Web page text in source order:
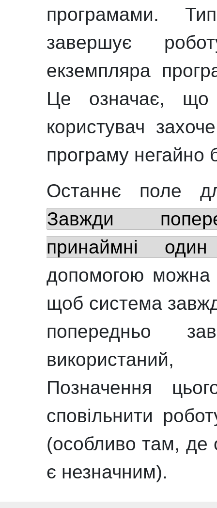
програмами.
завершує
екземпляра
Це означає, що
користувач
програму негайно
Останнє поле
Завжди
принаймні
допомогою можна
щоб система
попередньо
Позначення
сповільнити
(особливо там, де
є незначним).